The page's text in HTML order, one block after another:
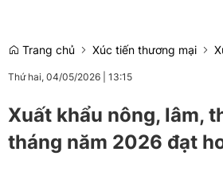
Trang chủ Xúc tiến thương mại
Thứ hai, 04/05/2026 13:15
Xuất khẩu nông, lâm,
tháng năm 2026 đạt